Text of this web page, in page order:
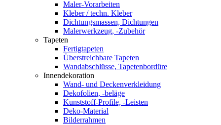
Maler-Vorarbeiten
Kleber / techn. Kleber
Dichtungsmassen, Dichtungen
Malerwerkzeug, -Zubehör
Tapeten
Fertigtapeten
Überstreichbare Tapeten
Wandabschlüsse, Tapetenbordüre
Innendekoration
Wand- und Deckenverkleidung
Dekofolien, -beläge
Kunststoff-Profile, -Leisten
Deko-Material
Bilderrahmen